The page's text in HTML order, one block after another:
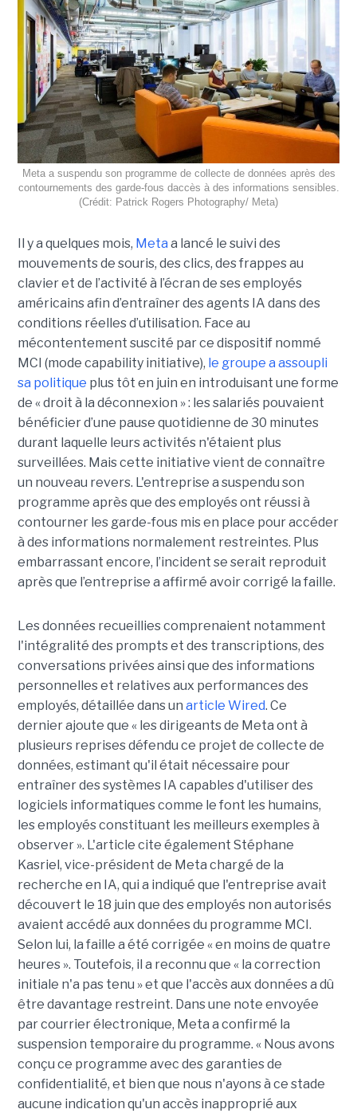
Meta a suspendu son programme de collecte de données après des
contournements des garde-fous daccès à des informations sensibles.
(Crédit: Patrick Rogers Photography/ Meta)
Il y a quelques mois, Meta a lancé le suivi des
mouvements de souris, des clics, des frappes au
clavier et de l’activité à l’écran de ses employés
américains afin d’entraîner des agents IA dans des
conditions réelles d’utilisation. Face au
mécontentement suscité par ce dispositif nommé
MCI (mode capability initiative), le groupe a assoupli
sa politique plus tôt en juin en introduisant une forme
de « droit à la déconnexion » : les salariés pouvaient
bénéficier d’une pause quotidienne de 30 minutes
durant laquelle leurs activités n'étaient plus
surveillées. Mais cette initiative vient de connaître
un nouveau revers. L'entreprise a suspendu son
programme après que des employés ont réussi à
contourner les garde-fous mis en place pour accéder
à des informations normalement restreintes. Plus
embarrassant encore, l’incident se serait reproduit
après que l’entreprise a affirmé avoir corrigé la faille.
Les données recueillies comprenaient notamment
l'intégralité des prompts et des transcriptions, des
conversations privées ainsi que des informations
personnelles et relatives aux performances des
employés, détaillée dans un article Wired. Ce
dernier ajoute que « les dirigeants de Meta ont à
plusieurs reprises défendu ce projet de collecte de
données, estimant qu'il était nécessaire pour
entraîner des systèmes IA capables d'utiliser des
logiciels informatiques comme le font les humains,
les employés constituant les meilleurs exemples à
observer ». L'article cite également Stéphane
Kasriel, vice-président de Meta chargé de la
recherche en IA, qui a indiqué que l'entreprise avait
découvert le 18 juin que des employés non autorisés
avaient accédé aux données du programme MCI.
Selon lui, la faille a été corrigée « en moins de quatre
heures ». Toutefois, il a reconnu que « la correction
initiale n'a pas tenu » et que l'accès aux données a dû
être davantage restreint. Dans une note envoyée
par courrier électronique, Meta a confirmé la
suspension temporaire du programme. « Nous avons
conçu ce programme avec des garanties de
confidentialité, et bien que nous n'ayons à ce stade
aucune indication qu'un accès inapproprié aux